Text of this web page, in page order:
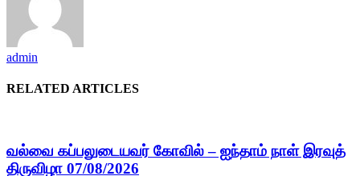
admin
RELATED ARTICLES
வல்வை கப்பலுடையவர் கோவில் – ஐந்தாம் நாள் இரவுத்
திருவிழா 07/08/2026